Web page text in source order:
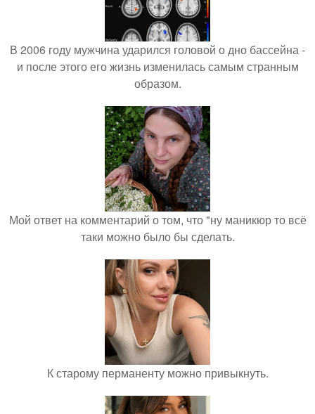
В 2006 году мужчина ударился головой о дно бассейна -
и после этого его жизнь изменилась самым странным
образом.
Мой ответ на комментарий о том, что "ну маникюр то всё
таки можно было бы сделать.
К старому перманенту можно привыкнуть.